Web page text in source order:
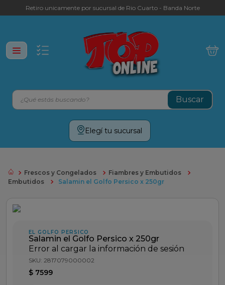
Retiro unicamente por sucursal de Rio Cuarto - Banda Norte
¿Qué estás buscando?
Elegí tu sucursal
Frescos y Congelados
Fiambres y Embutidos
Embutidos
Salamin el Golfo Persico x 250gr
EL GOLFO PERSICO
Salamin el Golfo Persico x 250gr
Error al cargar la información de sesión
SKU: 2817079000002
$ 7599
Términos más buscados
cafe
fideos
queso